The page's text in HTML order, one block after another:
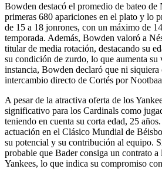
Bowden destacó el promedio de bateo de
primeras 680 apariciones en el plato y lo
de 15 a 18 jonrones, con un máximo de
temporada. Además, Bowden valoró a
titular de media rotación, destacando su
su condición de zurdo, lo que aumenta
instancia, Bowden declaró que ni siquiera
intercambio directo de Cortés por
A pesar de la atractiva oferta de los
significativo para los Cardinals como
teniendo en cuenta su corta edad, 25
actuación en el Clásico Mundial de
su potencial y su contribución al equipo.
probable que Bader consiga un contrato
Yankees, lo que indica su compromiso